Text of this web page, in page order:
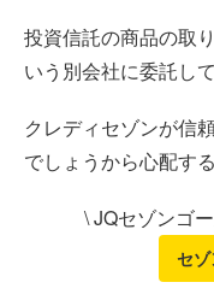
投資信託の商品の取
いう別会社に委託し
クレディセゾンが信
でしょうから心配す
\ JQセゾンゴ
セ